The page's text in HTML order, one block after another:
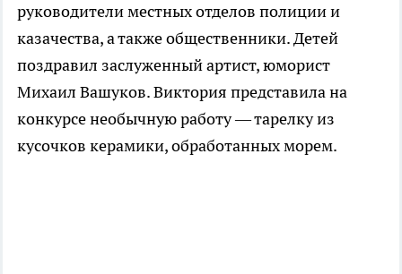
руководители местных отделов полиции и
казачества, а также общественники. Детей
поздравил заслуженный артист, юморист
Михаил Вашуков. Виктория представила на
конкурсе необычную работу — тарелку из
кусочков керамики, обработанных морем.